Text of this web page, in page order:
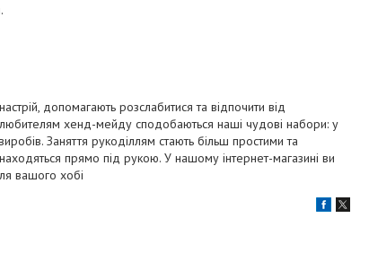
допомагають розслабитися та відпочити від
хенд-мейду сподобаються наші чудові набори: у
Заняття рукоділлям стають більш простими та
прямо під рукою. У нашому інтернет-магазині ви
вашого хобі